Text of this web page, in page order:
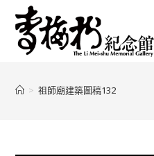
> 祖師廟建築圖稿132